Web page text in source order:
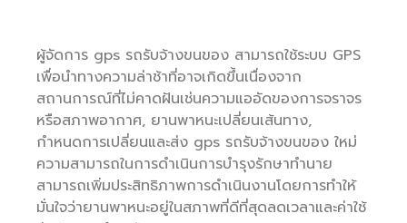
ผู้จัดการ gps รถรับจ้างขนของ สามารถใช้ระบบ GPS
เพื่อนำทางความล่าช้าที่อาจเกิดขึ้นเนื่องจาก
สถานการณ์ที่ไม่คาดฝันเช่นความแออัดของการจราจร
หรือสภาพอากาศ, ยานพาหนะเปลี่ยนเส้นทาง,
กำหนดการเปลี่ยนและส่ง gps รถรับจ้างขนของ ใหม่
ความสามารถในการดำเนินการบำรุงรักษาทำนาย
สามารถเพิ่มประสิทธิภาพการดำเนินงานโดยการทำให้
มั่นใจว่ายานพาหนะอยู่ในสภาพที่ดีที่สุดลดเวลาและค่าใช้